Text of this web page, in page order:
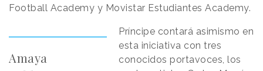
Football Academy y Movistar Estudiantes Academy.
Amaya
Príncipe contará asimismo en
esta iniciativa con tres
conocidos portavoces, los